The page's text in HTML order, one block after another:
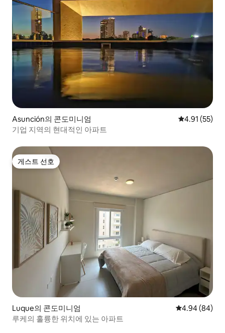
Asunción의 콘도미니엄 평점 4.91점
4.91 (55)
기업 지역의 현대적인 아파트
게스트 선호
게스트 선호
Luque의 콘도미니엄 평점 4.94점(5
4.94 (84)
루케의 훌륭한 위치에 있는 아파트